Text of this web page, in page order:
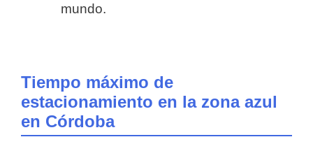
mundo.
Tiempo máximo de
estacionamiento en la zona azul
en Córdoba